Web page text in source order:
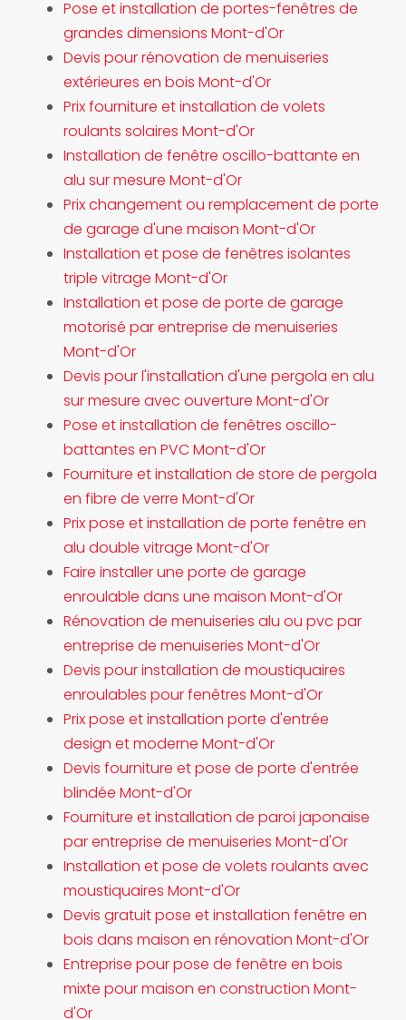
Pose et installation de portes-fenêtres de
grandes dimensions Mont-d'Or
Devis pour rénovation de menuiseries
extérieures en bois Mont-d'Or
Prix fourniture et installation de volets
roulants solaires Mont-d'Or
Installation de fenêtre oscillo-battante en
alu sur mesure Mont-d'Or
Prix changement ou remplacement de porte
de garage d'une maison Mont-d'Or
Installation et pose de fenêtres isolantes
triple vitrage Mont-d'Or
Installation et pose de porte de garage
motorisé par entreprise de menuiseries
Mont-d'Or
Devis pour l'installation d'une pergola en alu
sur mesure avec ouverture Mont-d'Or
Pose et installation de fenêtres oscillo-
battantes en PVC Mont-d'Or
Fourniture et installation de store de pergola
en fibre de verre Mont-d'Or
Prix pose et installation de porte fenêtre en
alu double vitrage Mont-d'Or
Faire installer une porte de garage
enroulable dans une maison Mont-d'Or
Rénovation de menuiseries alu ou pvc par
entreprise de menuiseries Mont-d'Or
Devis pour installation de moustiquaires
enroulables pour fenêtres Mont-d'Or
Prix pose et installation porte d'entrée
design et moderne Mont-d'Or
Devis fourniture et pose de porte d'entrée
blindée Mont-d'Or
Fourniture et installation de paroi japonaise
par entreprise de menuiseries Mont-d'Or
Installation et pose de volets roulants avec
moustiquaires Mont-d'Or
Devis gratuit pose et installation fenêtre en
bois dans maison en rénovation Mont-d'Or
Entreprise pour pose de fenêtre en bois
mixte pour maison en construction Mont-
d'Or